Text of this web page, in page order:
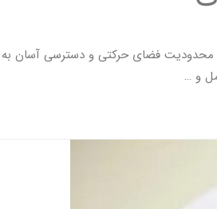
محدودیت فضای حرکتی و دسترسی آسان به